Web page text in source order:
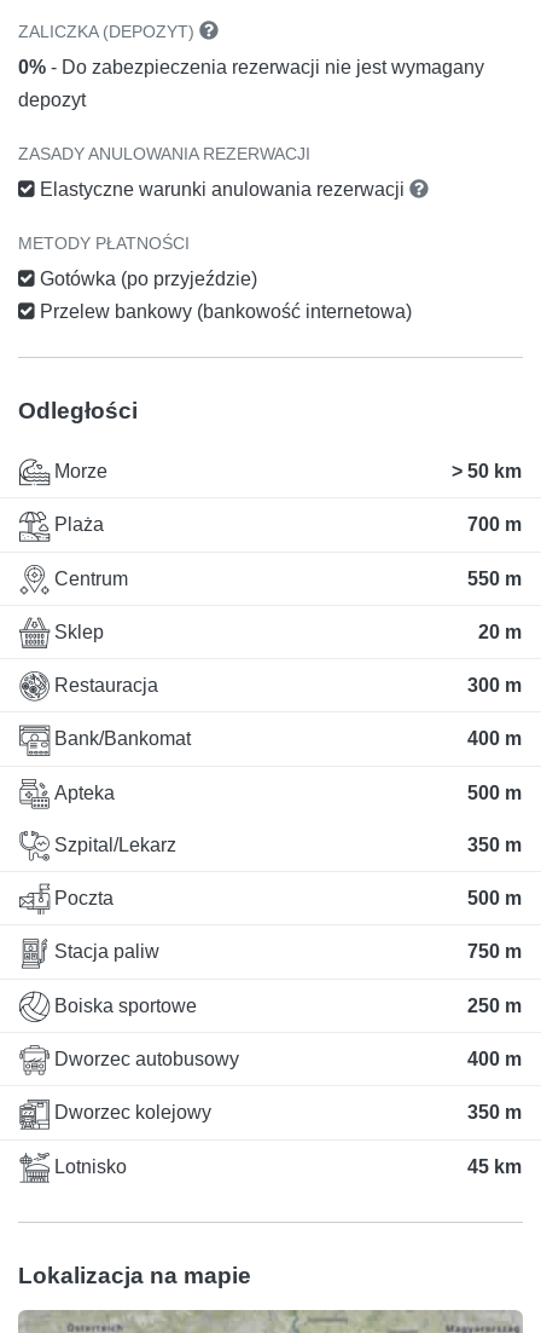
ZALICZKA (DEPOZYT)
0% - Do zabezpieczenia rezerwacji nie jest wymagany
depozyt
ZASADY ANULOWANIA REZERWACJI
Elastyczne warunki anulowania rezerwacji
METODY PŁATNOŚCI
Gotówka (po przyjeździe)
Przelew bankowy (bankowość internetowa)
Odległości
Morze > 50 km
Plaża 700 m
Centrum 550 m
Sklep 20 m
Restauracja 300 m
Bank/Bankomat 400 m
Apteka 500 m
Szpital/Lekarz 350 m
Poczta 500 m
Stacja paliw 750 m
Boiska sportowe 250 m
Dworzec autobusowy 400 m
Dworzec kolejowy 350 m
Lotnisko 45 km
Lokalizacja na mapie